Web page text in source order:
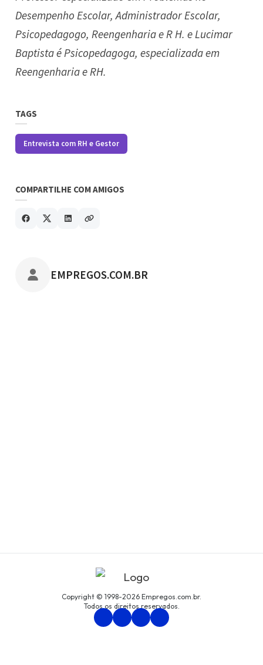
Desempenho Escolar, Administrador Escolar,
Psicopedagogo, Reengenharia e R H. e Lucimar
Baptista é Psicopedagoga, especializada em
Reengenharia e RH.
TAGS
Entrevista com RH e Gestor
COMPARTILHE COM AMIGOS
POSTADO POR
EMPREGOS.COM.BR
Copyright © 1998-2026 Empregos.com.br.
Todos os direitos reservados.